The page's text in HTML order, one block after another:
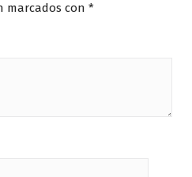
marcados con *